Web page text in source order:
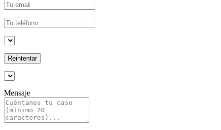
Reintentar
Mensaje